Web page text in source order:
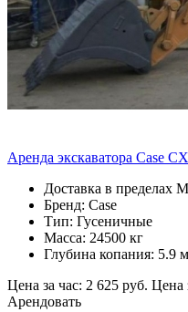
Аренда экскаватора Case
Доставка в пределах
Бренд: Case
Тип: Гусеничные
Масса: 24500 кг
Глубина копания: 5.9 м
Цена за час: 2 625 руб. Цена
Арендовать